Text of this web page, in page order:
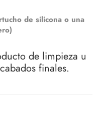
de silicona o una
de limpieza u
finales.